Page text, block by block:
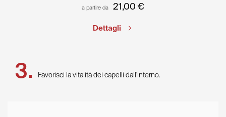
a partire da 21,00 €
Dettagli
Favorisci la vitalità dei capelli dall'interno.